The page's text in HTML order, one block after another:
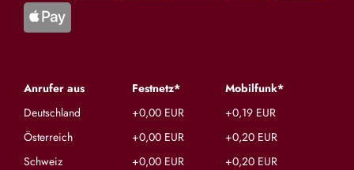
Anrufer aus Festnetz*
Mobilfunk*
Deutschland
+0,00 EUR
+0,19 EUR
Österreich
+0,00 EUR
+0,20 EUR
Schweiz
+0,00 EUR
+0,20 EUR